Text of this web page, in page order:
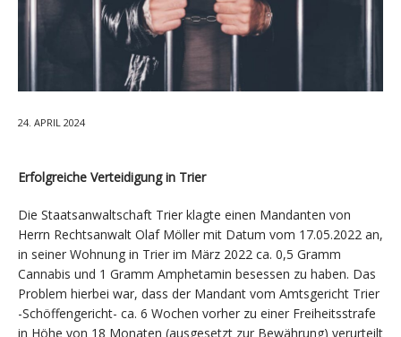
24. APRIL 2024
Erfolgreiche Verteidigung in Trier
Die Staatsanwaltschaft Trier klagte einen Mandanten von
Herrn Rechtsanwalt Olaf Möller mit Datum vom 17.05.2022 an,
in seiner Wohnung in Trier im März 2022 ca. 0,5 Gramm
Cannabis und 1 Gramm Amphetamin besessen zu haben. Das
Problem hierbei war, dass der Mandant vom Amtsgericht Trier
-Schöffengericht- ca. 6 Wochen vorher zu einer Freiheitsstrafe
in Höhe von 18 Monaten (ausgesetzt zur Bewährung) verurteilt